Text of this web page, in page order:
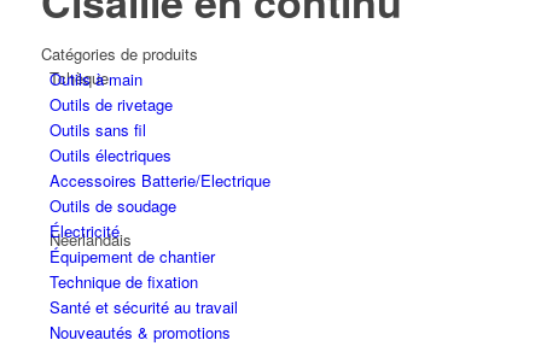
Tchèque
Néerlandais
Catégories de produits
Outils à main
Outils de rivetage
Outils sans fil
Outils électriques
Accessoires Batterie/Electrique
Outils de soudage
Électricité
Équipement de chantier
Technique de fixation
Santé et sécurité au travail
Nouveautés & promotions